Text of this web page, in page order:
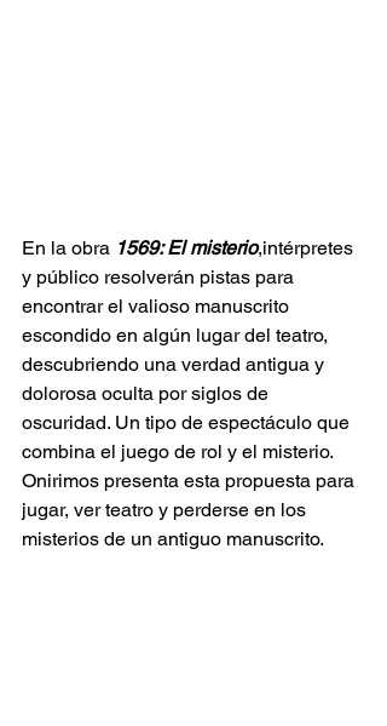
En la obra 1569: El misterio,intérpretes
y público resolverán pistas para
encontrar el valioso manuscrito
escondido en algún lugar del teatro,
descubriendo una verdad antigua y
dolorosa oculta por siglos de
oscuridad. Un tipo de espectáculo que
combina el juego de rol y el misterio.
Onirimos presenta esta propuesta para
jugar, ver teatro y perderse en los
misterios de un antiguo manuscrito.